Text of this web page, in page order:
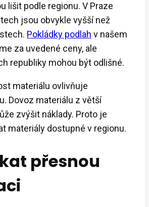
lišit podle regionu. V Praze
jsou obvykle vyšší než
Pokládky podlah v našem
za uvedené ceny, ale
republiky mohou být odlišné.
materiálu ovlivňuje
Dovoz materiálu z větší
zvýšit náklady. Proto je
materiály dostupné v regionu.
přesnou